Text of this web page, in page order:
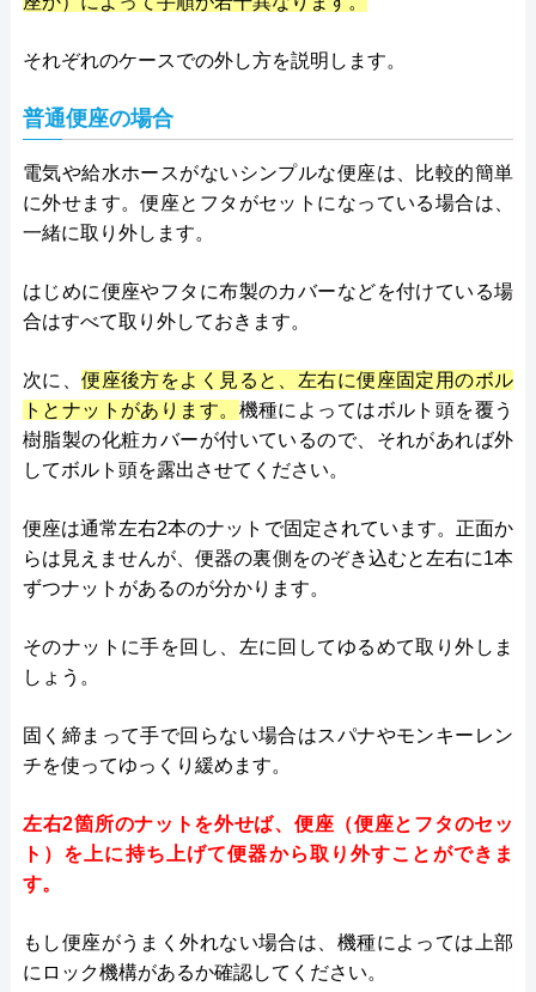
それぞれのケースでの外し方を説明します。
普通便座の場合
電気や給水ホースがないシンプルな便座は、比較的簡単
に外せます。便座とフタがセットになっている場合は、
一緒に取り外します。
はじめに便座やフタに布製のカバーなどを付けている場
合はすべて取り外しておきます。
次に、便座後方をよく見ると、左右に便座固定用のボル
トとナットがあります。 機種によってはボルト頭を覆う
樹脂製の化粧カバーが付いているので、それがあれば外
してボルト頭を露出させてください。
便座は通常左右2本のナットで固定されています。正面か
らは見えませんが、便器の裏側をのぞき込むと左右に1本
ずつナットがあるのが分かります。
そのナットに手を回し、左に回してゆるめて取り外しま
しょう。
固く締まって手で回らない場合はスパナやモンキーレン
チを使ってゆっくり緩めます。
左右2箇所のナットを外せば、便座（便座とフタのセッ
ト）を上に持ち上げて便器から取り外すことができま
す。
もし便座がうまく外れない場合は、機種によっては上部
にロック機構があるか確認してください。